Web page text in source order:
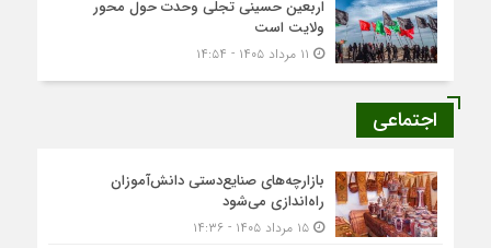
اربعین حسینی تجلی وحدت حول محور
ولایت است
اجتماعی
بازارچه‌های صنایع‌دستی دانش‌آموزان
راه‌اندازی می‌شود
۱۵ مرداد ۱۴۰۵ - ۱۴:۳۶